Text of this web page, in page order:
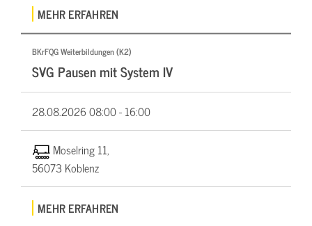
MEHR ERFAHREN
BKrFQG Weiterbildungen (K2)
SVG Pausen mit System IV
28.08.202608:00 - 16:00
Moselring 11,
56073 Koblenz
MEHR ERFAHREN